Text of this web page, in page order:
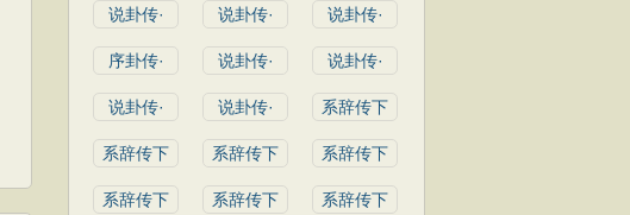
说卦传· 说卦传· 说卦传·
序卦传· 说卦传· 说卦传·
说卦传· 说卦传· 系辞传下
系辞传下 系辞传下 系辞传下
系辞传下 系辞传下 系辞传下